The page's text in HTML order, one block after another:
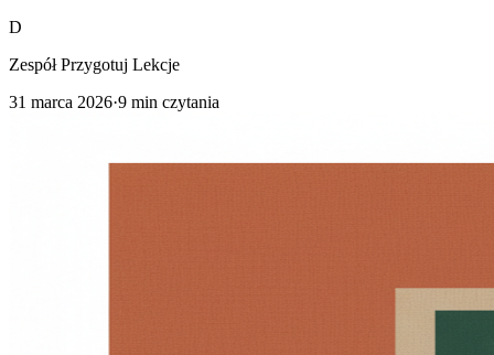
D
Zespół Przygotuj Lekcje
31 marca 2026·9 min czytania